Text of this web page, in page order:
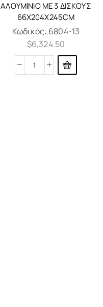
ΑΛΟΥΜΊΝΙΟ ΜΕ 3 ΔΊΣΚΟΥΣ
66X204X245CM
Κωδικός: 6804-13
$6,324.50